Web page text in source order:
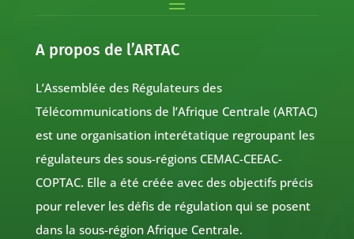
A propos de l’ARTAC
L’Assemblée des Régulateurs des
Télécommunications de l’Afrique Centrale (ARTAC)
est une organisation interétatique regroupant les
régulateurs des sous-régions CEMAC-CEEAC-
COPTAC. Elle a été créée avec des objectifs précis
pour relever les défis de régulation qui se posent
dans la sous-région Afrique Centrale.